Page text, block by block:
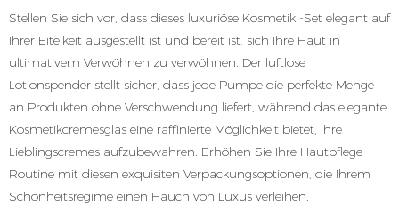
Stellen Sie sich vor, dass dieses luxuriöse Kosmetik -Set elegant auf
Ihrer Eitelkeit ausgestellt ist und bereit ist, sich Ihre Haut in
ultimativem Verwöhnen zu verwöhnen. Der luftlose
Lotionspender stellt sicher, dass jede Pumpe die perfekte Menge
an Produkten ohne Verschwendung liefert, während das elegante
Kosmetikcremesglas eine raffinierte Möglichkeit bietet, Ihre
Lieblingscremes aufzubewahren. Erhöhen Sie Ihre Hautpflege -
Routine mit diesen exquisiten Verpackungsoptionen, die Ihrem
Schönheitsregime einen Hauch von Luxus verleihen.